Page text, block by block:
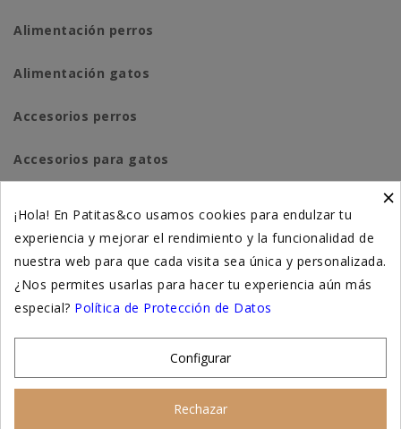
Alimentación perros
Alimentación gatos
Accesorios perros
Accesorios para gatos
Higiene y salud gatos
Suplementación natural
Nuestras tiendas
×
¡Hola! En Patitas&co usamos cookies para endulzar tu
experiencia y mejorar el rendimiento y la funcionalidad de
nuestra web para que cada visita sea única y personalizada.
¿Nos permites usarlas para hacer tu experiencia aún más
especial? Política de Protección de Datos
Configurar
Rechazar